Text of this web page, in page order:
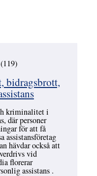
bidragsbrott,
kriminalitet i
där personer
för att få
assistansföretag
hävdar också att
vid
florerar
assistans .